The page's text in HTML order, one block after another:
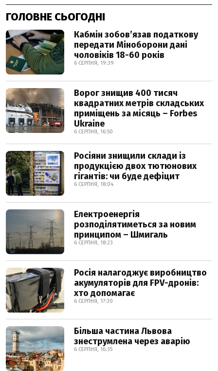
ГОЛОВНЕ СЬОГОДНІ
Кабмін зобовʼязав податкову
передати Міноборони дані
чоловіків 18-60 років
6 СЕРПНЯ, 19:39
Ворог знищив 400 тисяч
квадратних метрів складських
приміщень за місяць – Forbes
Ukraine
6 СЕРПНЯ, 16:50
Росіяни знищили склади із
продукцією двох тютюнових
гігантів: чи буде дефіцит
6 СЕРПНЯ, 18:04
Електроенергія
розподілятиметься за новим
принципом – Шмигаль
6 СЕРПНЯ, 18:23
Росія налагоджує виробництво
акумуляторів для FPV-дронів:
хто допомагає
6 СЕРПНЯ, 17:30
Більша частина Львова
знеструмлена через аварію
6 СЕРПНЯ, 16:35